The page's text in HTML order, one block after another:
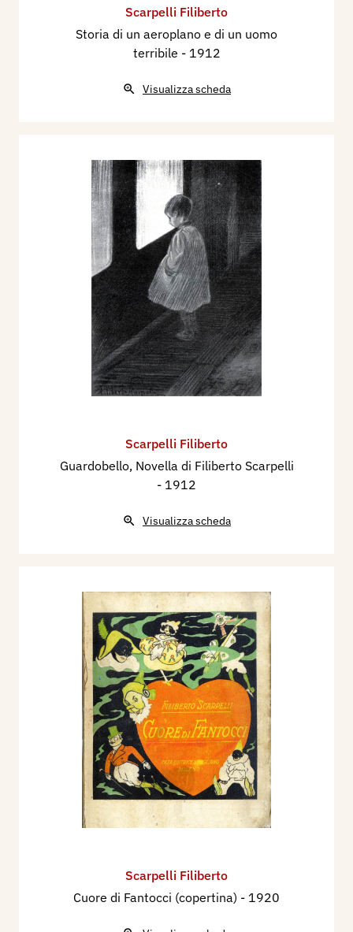
Scarpelli Filiberto
Storia di un aeroplano e di un uomo
terribile - 1912
Visualizza scheda
Scarpelli Filiberto
Guardobello, Novella di Filiberto Scarpelli
- 1912
Visualizza scheda
Scarpelli Filiberto
Cuore di Fantocci (copertina) - 1920